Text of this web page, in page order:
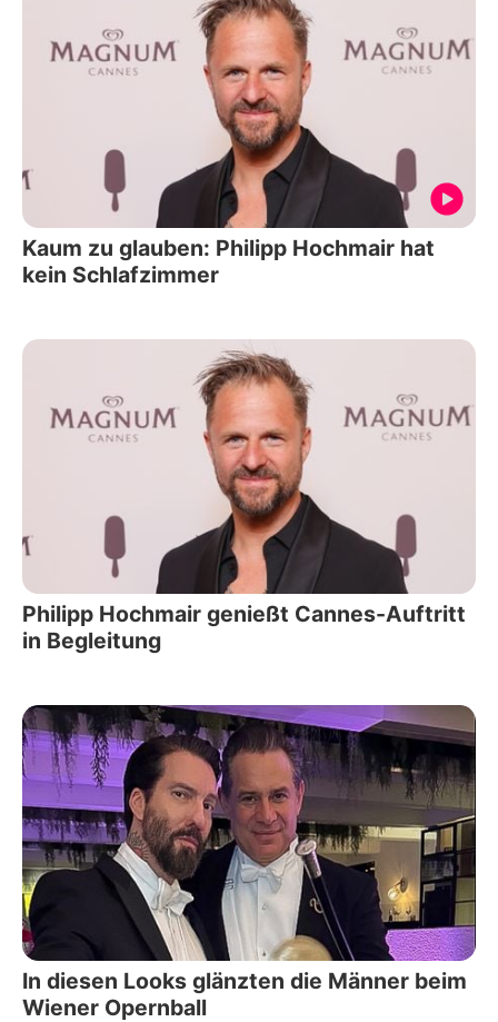
Kaum zu glauben: Philipp Hochmair hat
kein Schlafzimmer
Philipp Hochmair genießt Cannes-Auftritt
in Begleitung
In diesen Looks glänzten die Männer beim
Wiener Opernball